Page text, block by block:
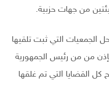
من جهات حزبية.
الجمعيات التي ثبت تلقيها
من من رئيس الجمهورية
كل القضايا التي تم غلقها